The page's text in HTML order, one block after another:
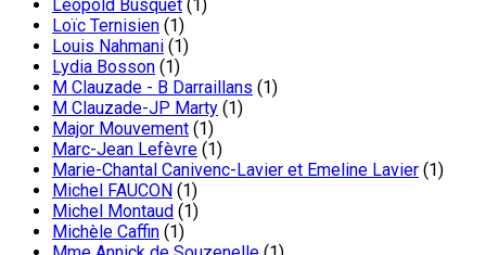
Léopold Busquet (1)
Loïc Ternisien (1)
Louis Nahmani (1)
Lydia Bosson (1)
M Clauzade - B Darraillans (1)
M Clauzade-JP Marty (1)
Major Mouvement (1)
Marc-Jean Lefèvre (1)
Marie-Chantal Canivenc-Lavier et Emeline Lavier (1)
Michel FAUCON (1)
Michel Montaud (1)
Michèle Caffin (1)